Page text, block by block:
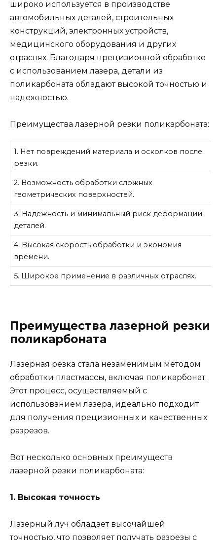
широко используется в производстве
автомобильных деталей, строительных
конструкций, электронных устройств,
медицинского оборудования и других
отраслях. Благодаря прецизионной обработке
с использованием лазера, детали из
поликарбоната обладают высокой точностью и
надежностью.
Преимущества лазерной резки поликарбоната:
1. Нет повреждений материала и осколков после
резки.
2. Возможность обработки сложных
геометрических поверхностей.
3. Надежность и минимальный риск деформации
деталей.
4. Высокая скорость обработки и экономия
времени.
5. Широкое применение в различных отраслях.
Преимущества лазерной резки
поликарбоната
Лазерная резка стала незаменимым методом
обработки пластмассы, включая поликарбонат.
Этот процесс, осуществляемый с
использованием лазера, идеально подходит
для получения прецизионных и качественных
разрезов.
Вот несколько основных преимуществ
лазерной резки поликарбоната:
1. Высокая точность
Лазерный луч обладает высочайшей
точностью, что позволяет получать разрезы с